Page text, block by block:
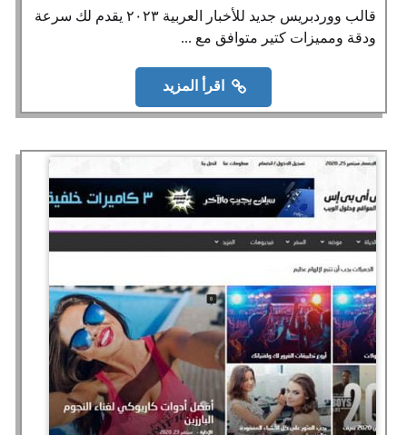
قالب ووردبريس جديد للأخبار العربية ٢٠٢٣ يقدم لك سرعة
ودقة ومميزات كتير متوافق مع ...
اقرأ المزيد